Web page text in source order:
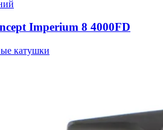
Imperium 8 4000FD
катушки